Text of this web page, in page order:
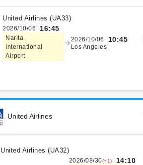
United Airlines (UA33)
2026/10/06 16:45
Narita
International
Airport
2026/10/06 10:45
Los Angeles
United Airlines
United Airlines (UA32)
2026/08/30(+1) 14:10